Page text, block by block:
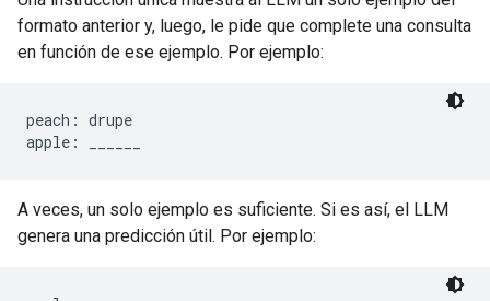
formato anterior y, luego, le pide que complete una consulta
en función de ese ejemplo. Por ejemplo:
peach: drupe
A veces, un solo ejemplo es suficiente. Si es así, el LLM
genera una predicción útil. Por ejemplo: